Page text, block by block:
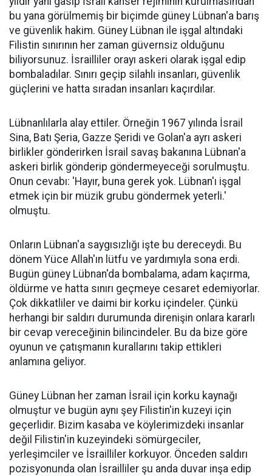
bu yana görülmemiş bir biçimde güney Lübnan'a barış
ve güvenlik hakim. Güney Lübnan ile işgal altındaki
Filistin sınırının her zaman güvernsiz olduğunu
biliyorsunuz. İsrailliler orayı askeri olarak işgal edip
bombaladılar. Sınırı geçip silahlı insanları, güvenlik
güçlerini ve hatta sıradan insanları kaçırdılar.
Lübnanlılarla alay ettiler. Örneğin 1967 yılında İsrail
Sina, Batı Şeria, Gazze Şeridi ve Golan'a ayrı askeri
birlikler gönderirken İsrail savaş bakanına Lübnan'a
askeri birlik gönderip göndermeyeceği sorulmuştu.
Onun cevabı: 'Hayır, buna gerek yok. Lübnan'ı işgal
etmek için bir müzik grubu göndermek yeterli.'
olmuştu.
Onların Lübnan'a saygısızlığı işte bu dereceydi. Bu
dönem Yüce Allah'ın lütfu ve yardımıyla sona erdi.
Bugün güney Lübnan'da bombalama, adam kaçırma,
öldürme ve hatta sınırı geçmeye cesaret edemiyorlar.
Çok dikkatliler ve daimi bir korku içindeler. Çünkü
herhangi bir saldırı durumunda direnişin onlara kararlı
bir cevap vereceğinin bilincindeler. Bu da bize göre
oyunun ve çatışmanın kurallarını takip ettikleri
anlamına geliyor.
Güney Lübnan her zaman İsrail için korku kaynağı
olmuştur ve bugün aynı şey Filistin'in kuzeyi için
geçerlidir. Bizim kasaba ve köylerimizdeki insanlar
değil Filistin'in kuzeyindeki sömürgeciler,
yerleşimciler ve İsrailliler korkuyor. Önceden saldırı
pozisyonunda olan İsrailliler şu anda duvar inşa edip